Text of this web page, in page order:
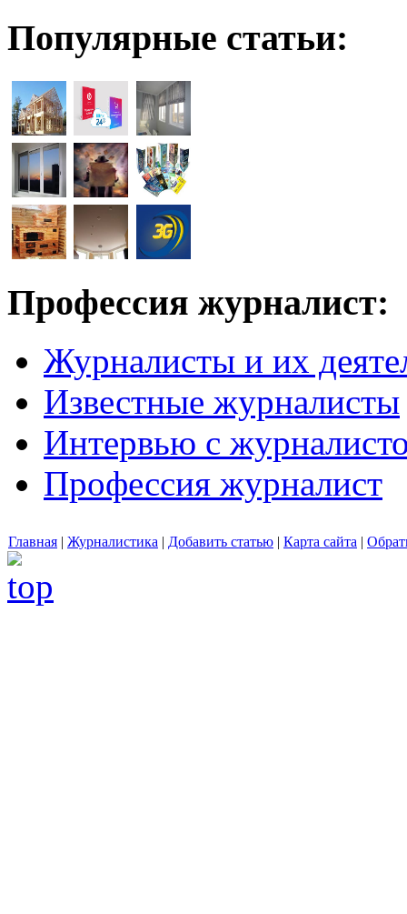
Популярные статьи:
Профессия журналист:
Журналисты и их
Известные журналисты
Интервью с
Профессия журналист
Главная | Журналистика | Добавить статью | Карта сайта |